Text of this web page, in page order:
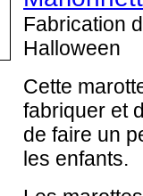
Fabrication
Halloween
Cette
fabriquer et
de faire un
les enfants.